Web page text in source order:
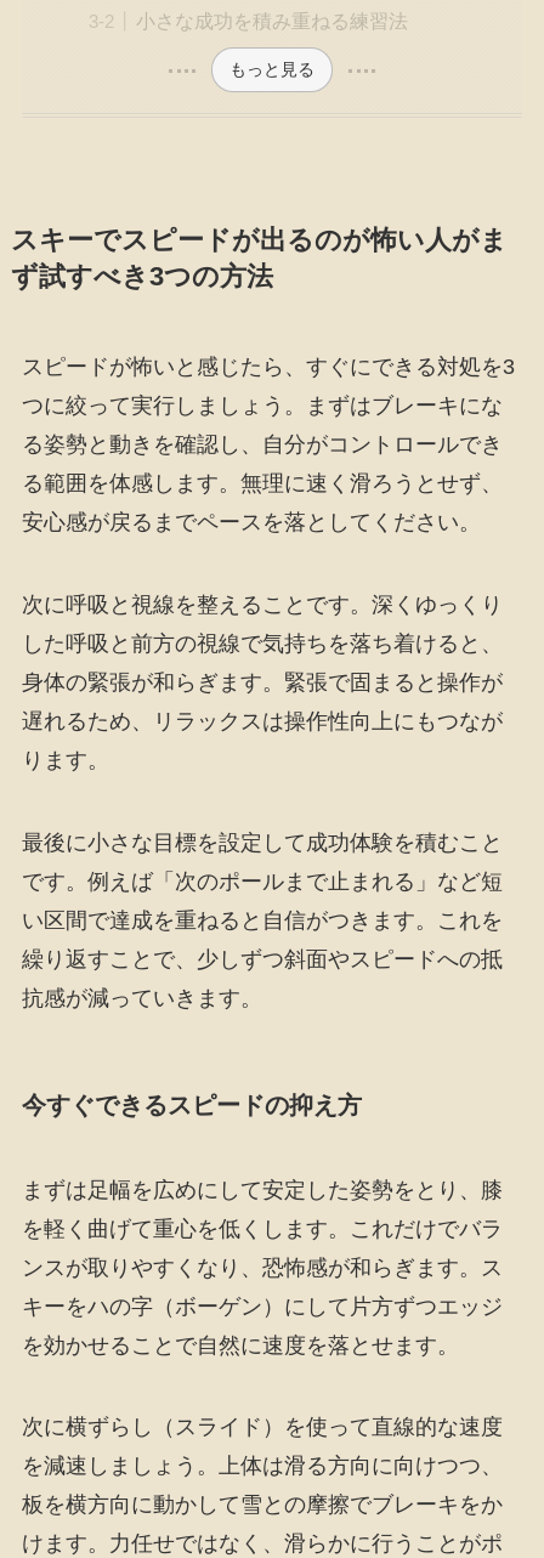
小さな成功を積み重ねる練習法
もっと見る
スキーでスピードが出るのが怖い人がま
ず試すべき3つの方法
スピードが怖いと感じたら、すぐにできる対処を3
つに絞って実行しましょう。まずはブレーキにな
る姿勢と動きを確認し、自分がコントロールでき
る範囲を体感します。無理に速く滑ろうとせず、
安心感が戻るまでペースを落としてください。
次に呼吸と視線を整えることです。深くゆっくり
した呼吸と前方の視線で気持ちを落ち着けると、
身体の緊張が和らぎます。緊張で固まると操作が
遅れるため、リラックスは操作性向上にもつなが
ります。
最後に小さな目標を設定して成功体験を積むこと
です。例えば「次のポールまで止まれる」など短
い区間で達成を重ねると自信がつきます。これを
繰り返すことで、少しずつ斜面やスピードへの抵
抗感が減っていきます。
今すぐできるスピードの抑え方
まずは足幅を広めにして安定した姿勢をとり、膝
を軽く曲げて重心を低くします。これだけでバラ
ンスが取りやすくなり、恐怖感が和らぎます。ス
キーをハの字（ボーゲン）にして片方ずつエッジ
を効かせることで自然に速度を落とせます。
次に横ずらし（スライド）を使って直線的な速度
を減速しましょう。上体は滑る方向に向けつつ、
板を横方向に動かして雪との摩擦でブレーキをか
けます。力任せではなく、滑らかに行うことがポ